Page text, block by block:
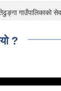
गाउँपालिकाको
?